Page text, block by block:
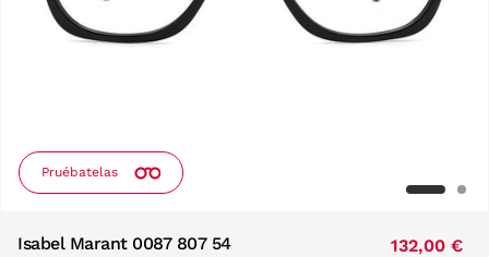
Pruébatelas
Isabel Marant 0087 807 54 132,00 €